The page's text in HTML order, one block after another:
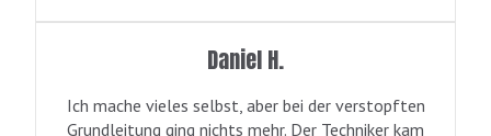
Daniel H.
Ich mache vieles selbst, aber bei der verstopften
Grundleitung ging nichts mehr. Der Techniker kam